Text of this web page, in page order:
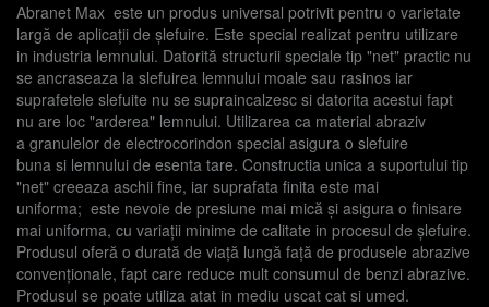
Abranet Max este un produs universal potrivit pentru o varietate
largă de aplicații de șlefuire. Este special realizat pentru utilizare
in industria lemnului. Datorită structurii speciale tip "net" practic nu
se ancraseaza la slefuirea lemnului moale sau rasinos iar
suprafetele slefuite nu se supraincalzesc si datorita acestui fapt
nu are loc "arderea" lemnului. Utilizarea ca material abraziv
a granulelor de electrocorindon special asigura o slefuire
buna si lemnului de esenta tare. Constructia unica a suportului tip
"net" creeaza aschii fine, iar suprafata finita este mai
uniforma; este nevoie de presiune mai mică și asigura o finisare
mai uniforma, cu variații minime de calitate in procesul de șlefuire.
Produsul oferă o durată de viață lungă față de produsele abrazive
convenționale, fapt care reduce mult consumul de benzi abrazive.
Produsul se poate utiliza atat in mediu uscat cat si umed.